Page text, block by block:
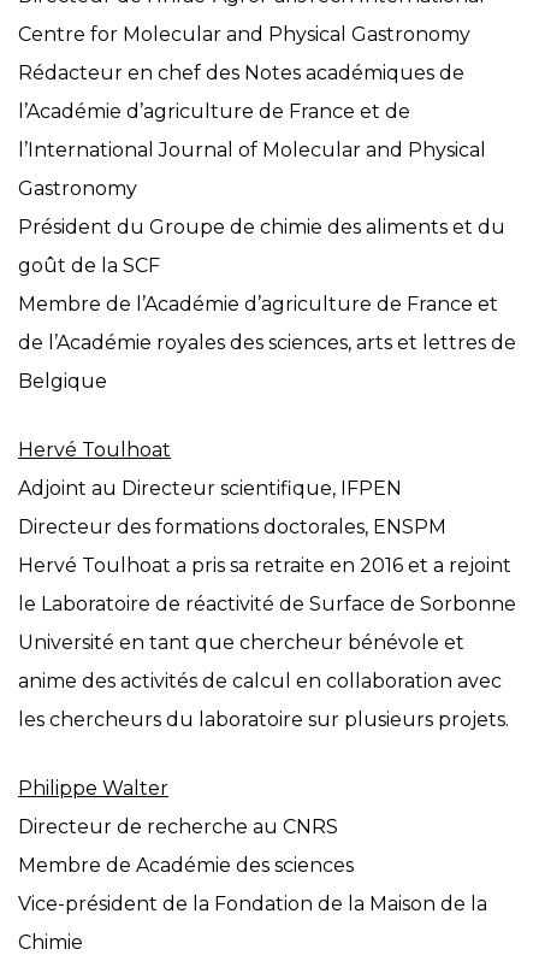
Centre for Molecular and Physical Gastronomy
Rédacteur en chef des Notes académiques de
l’Académie d’agriculture de France et de
l’International Journal of Molecular and Physical
Gastronomy
Président du Groupe de chimie des aliments et du
goût de la SCF
Membre de l’Académie d’agriculture de France et
de l’Académie royales des sciences, arts et lettres de
Belgique
Hervé Toulhoat
Adjoint au Directeur scientifique, IFPEN
Directeur des formations doctorales, ENSPM
Hervé Toulhoat a pris sa retraite en 2016 et a rejoint
le Laboratoire de réactivité de Surface de Sorbonne
Université en tant que chercheur bénévole et
anime des activités de calcul en collaboration avec
les chercheurs du laboratoire sur plusieurs projets.
Philippe Walter
Directeur de recherche au CNRS
Membre de Académie des sciences
Vice-président de la Fondation de la Maison de la
Chimie